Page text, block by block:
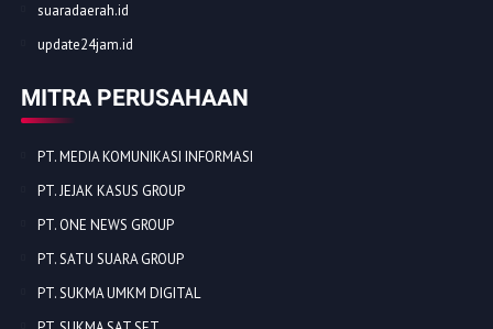
suaradaerah.id
update24jam.id
MITRA PERUSAHAAN
PT. MEDIA KOMUNIKASI INFORMASI
PT. JEJAK KASUS GROUP
PT. ONE NEWS GROUP
PT. SATU SUARA GROUP
PT. SUKMA UMKM DIGITAL